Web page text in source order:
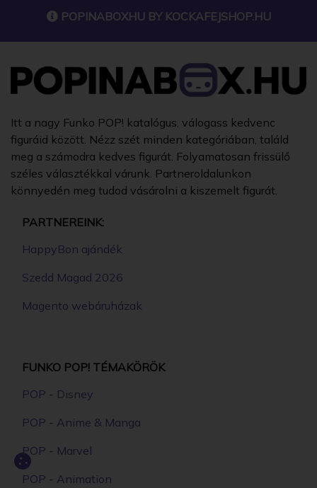
POPINABOXHU BY KOCKAFEJSHOP.HU
Itt a nagy Funko POP! katalógus, válogass kedvenc
figuráid között. Nézz szét minden kategóriában, találd
meg a számodra kedves figurát. Folyamatosan frissülő
széles választékkal várunk. Partneroldalunkon
könnyedén meg tudod vásárolni a kiszemelt figurát.
PARTNEREINK:
HappyBon ajándék
Szedd Magad 2026
Magento webáruházak
FUNKO POP! TÉMAKÖRÖK
POP - Disney
POP - Anime & Manga
POP - Marvel
POP - Animation